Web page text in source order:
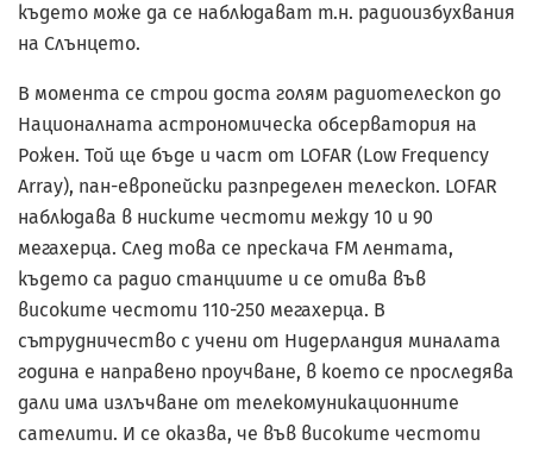
където може да се наблюдават т.н. радиоизбухвания
на Слънцето.
В момента се строи доста голям радиотелескоп до
Националната астрономическа обсерватория на
Рожен. Той ще бъде и част от LOFAR (Low Frequency
Array), пан-европейски разпределен телескоп. LOFAR
наблюдава в ниските честоти между 10 и 90
мегахерца. След това се прескача FM лентата,
където са радио станциите и се отива във
високите честоти 110-250 мегахерца. В
сътрудничество с учени от Нидерландия миналата
година е направено проучване, в което се проследява
дали има излъчване от телекомуникационните
сателити. И се оказва, че във високите честоти